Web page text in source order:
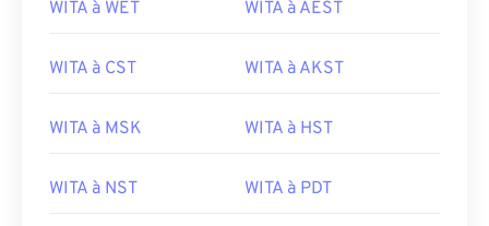
WITA à WET WITA à AEST
WITA à CST WITA à AKST
WITA à MSK WITA à HST
WITA à NST WITA à PDT